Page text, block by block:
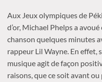
Aux Jeux olympiques de
d’or, Michael Phelps a
chanson quelques minutes
rappeur Lil Wayne. En effet,
musique agit de façon
raisons, que ce soit avant